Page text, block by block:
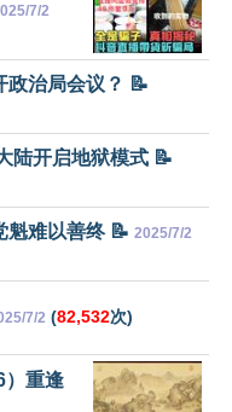
7/2
政治局会议？ 📝
陆开启地狱模式 📝
魁难以善终 📝 2025/7/2
7/2 (82,532次)
）重逢